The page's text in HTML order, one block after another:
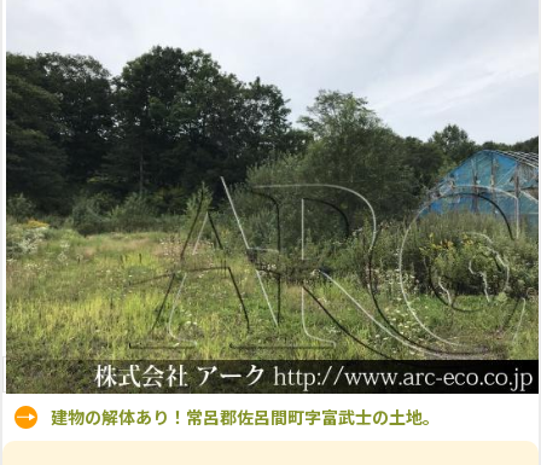
建物の解体あり！常呂郡佐呂間町字富武士の土地。